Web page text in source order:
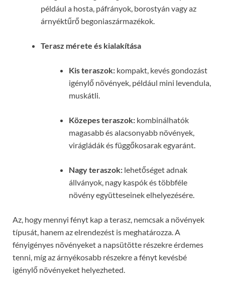
például a hosta, páfrányok, borostyán vagy az
árnyéktűrő begoniaszármazékok.
Terasz mérete és kialakítása
Kis teraszok: kompakt, kevés gondozást
igénylő növények, például mini levendula,
muskátli.
Közepes teraszok: kombinálhatók
magasabb és alacsonyabb növények,
virágládák és függőkosarak egyaránt.
Nagy teraszok: lehetőséget adnak
állványok, nagy kaspók és többféle
növény együtteseinek elhelyezésére.
Az, hogy mennyi fényt kap a terasz, nemcsak a növények
típusát, hanem az elrendezést is meghatározza. A
fényigényes növényeket a napsütötte részekre érdemes
tenni, míg az árnyékosabb részekre a fényt kevésbé
igénylő növényeket helyezheted.